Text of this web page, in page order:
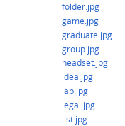
folder.jpg
game.jpg
graduate.jpg
group.jpg
headset.jpg
idea.jpg
lab.jpg
legal.jpg
list.jpg